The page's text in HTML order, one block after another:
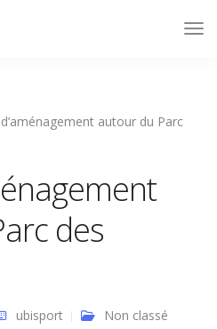
autour du Parc
des
ubisport Non classé